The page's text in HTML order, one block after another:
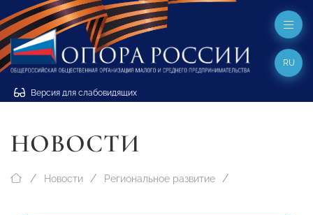
Версия для слабовидящих
RU
НОВОСТИ
Новости Региональное развитие